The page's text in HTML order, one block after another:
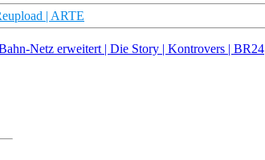
| ARTE
Netz erweitert | Die Story | Kontrovers | BR24